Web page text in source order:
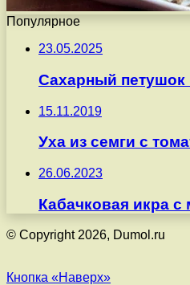
Популярное
23.05.2025
Сахарный петушок
15.11.2019
Уха из семги с
26.06.2023
Кабачковая икра
© Copyright 2026, Dumol.ru
Кнопка «Наверх»